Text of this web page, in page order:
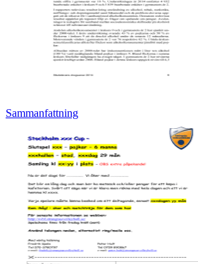
Sammanfattning